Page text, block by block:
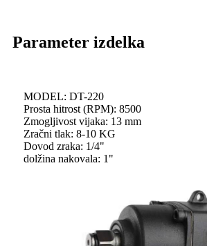
Parameter izdelka
MODEL: DT-220
Prosta hitrost (RPM): 8500
Zmogljivost vijaka: 13 mm
Zračni tlak: 8-10 KG
Dovod zraka: 1/4"
dolžina nakovala: 1"